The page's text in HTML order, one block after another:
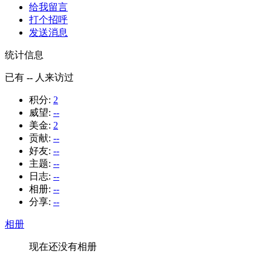
给我留言
打个招呼
发送消息
统计信息
已有 -- 人来访过
积分: 2
威望: --
美金: 2
贡献: --
好友: --
主题: --
日志: --
相册: --
分享: --
相册
现在还没有相册